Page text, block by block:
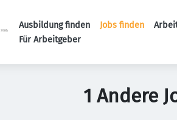
Ausbildung finden Jobs finden
Für Arbeitgeber
1 Andere